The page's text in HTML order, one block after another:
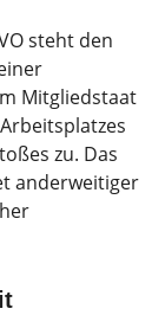
steht den
Mitgliedstaat
zu. Das
anderweitiger